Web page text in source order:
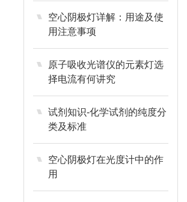
空心阴极灯详解：用途及使
用注意事项
原子吸收光谱仪的元素灯选
择电流有何讲究
试剂知识-化学试剂的纯度分
类及标准
空心阴极灯在光度计中的作
用